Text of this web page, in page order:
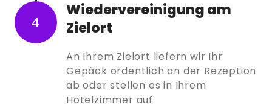
4
Wiedervereinigung am
Zielort
An Ihrem Zielort liefern wir Ihr
Gepäck ordentlich an der Rezeption
ab oder stellen es in Ihrem
Hotelzimmer auf.